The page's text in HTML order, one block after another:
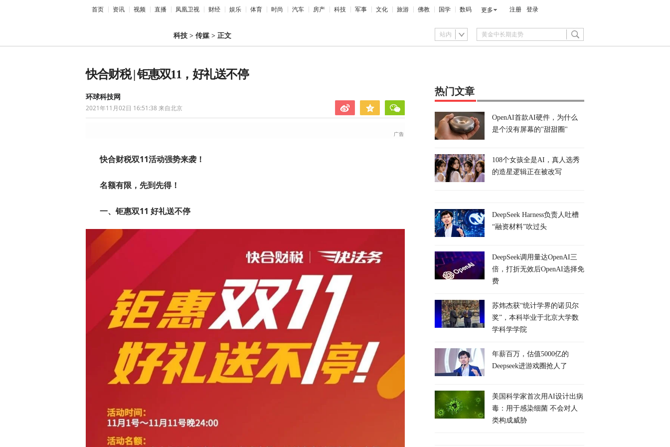
首页 资讯 视频 直播 凤凰卫视 财经 娱乐 体育 时尚 汽车 房产 科技 军事 文化 旅游 佛教 国学 数码 更多 注册 登录
科技 > 传媒 > 正文 站内
快合财税 | 钜惠双11，好礼送不停
环球科技网
2021年11月02日 16:51:38 来自北京
快合财税双11活动强势来袭！
名额有限，先到先得！
一、钜惠双11 好礼送不停
热门文章
OpenAI首款AI硬件，为什么
是个没有屏幕的"甜甜圈"
108个女孩全是AI，真人选秀
的造星逻辑正在被改写
DeepSeek Harness负责人吐槽
“融资材料”吹过头
DeepSeek调用量达OpenAI三
倍，打折无效后OpenAI选择免
费
苏炜杰获“统计学界的诺贝尔
奖”，本科毕业于北京大学数
学科学学院
年薪百万，估值5000亿的
Deepseek进游戏圈抢人了
美国科学家首次用AI设计出病
毒：用于感染细菌 不会对人
类构成威胁